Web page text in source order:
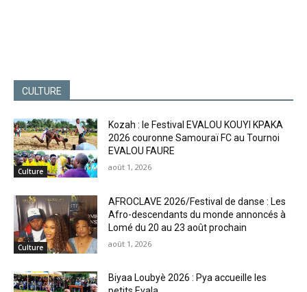
CULTURE
Culture
Kozah : le Festival EVALOU KOUYI KPAKA
2026 couronne Samouraï FC au Tournoi
EVALOU FAURE
août 1, 2026
Culture
AFROCLAVE 2026/Festival de danse : Les
Afro-descendants du monde annoncés à
Lomé du 20 au 23 août prochain
août 1, 2026
Biyaa Loubyè 2026 : Pya accueille les